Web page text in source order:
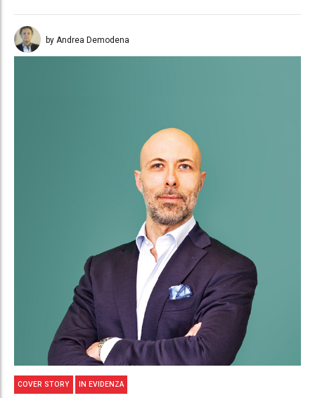
by Andrea Demodena
COVER STORY IN EVIDENZA